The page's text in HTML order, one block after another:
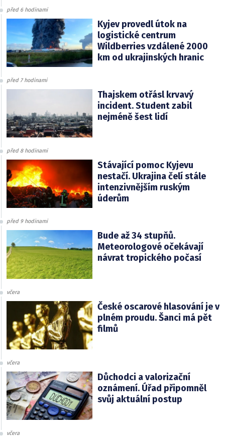
před 6 hodinami
Kyjev provedl útok na
logistické centrum
Wildberries vzdálené 2000
km od ukrajinských hranic
před 7 hodinami
Thajskem otřásl krvavý
incident. Student zabil
nejméně šest lidí
před 8 hodinami
Stávající pomoc Kyjevu
nestačí. Ukrajina čelí stále
intenzivnějším ruským
úderům
před 9 hodinami
Bude až 34 stupňů.
Meteorologové očekávají
návrat tropického počasí
včera
České oscarové hlasování je v
plném proudu. Šanci má pět
filmů
včera
Důchodci a valorizační
oznámení. Úřad připomněl
svůj aktuální postup
včera